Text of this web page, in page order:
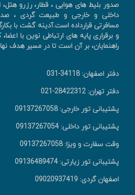
صدور بليط های هوايی ، قطار، رزرو هتل،
داخلی و خارجی و طبیعت گردی ،
مسافرتی قرارداده است.آدینه گشت با
و برقراری پایه های ارتباطی نوین با
راهنمایان، بر آن است تا در مسیر هدف
دفتر اصفهان: 34118-031
دفتر تهران: 28422312-021
پشتیبانی تور خارجی: 09137267058
پشتیبانی تور داخلی: 09137267054
وقت سفارت و ویزا: 09137267058
پشتیبانی تور زیارتی: 09136489474
اصفهان گردی: 09020937419